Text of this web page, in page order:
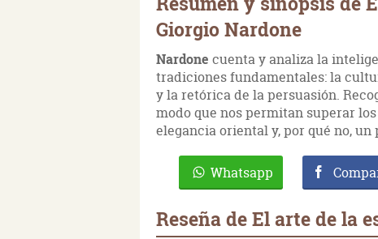
Giorgio Nardone
Nardone cuenta y analiza la
tradiciones fundamentales: la
y la retórica de la persuasión.
modo que nos permitan superar
elegancia oriental y, por qué no,
Whatsapp
Reseña de El arte de la